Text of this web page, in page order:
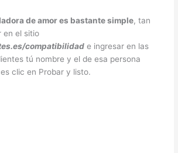
de amor es bastante simple, tan
en el sitio
compatibilidad e ingresar en las
tú nombre y el de esa persona
clic en Probar y listo.